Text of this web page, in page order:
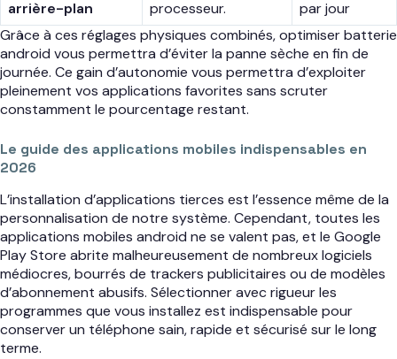
arrière-plan processeur.
par jour
Grâce à ces réglages physiques combinés, optimiser batterie
android vous permettra d’éviter la panne sèche en fin de
journée. Ce gain d’autonomie vous permettra d’exploiter
pleinement vos applications favorites sans scruter
constamment le pourcentage restant.
Le guide des applications mobiles indispensables en
2026
L’installation d’applications tierces est l’essence même de la
personnalisation de notre système. Cependant, toutes les
applications mobiles android ne se valent pas, et le Google
Play Store abrite malheureusement de nombreux logiciels
médiocres, bourrés de trackers publicitaires ou de modèles
d’abonnement abusifs. Sélectionner avec rigueur les
programmes que vous installez est indispensable pour
conserver un téléphone sain, rapide et sécurisé sur le long
terme.